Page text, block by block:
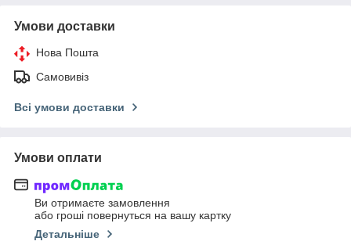
Умови доставки
Нова Пошта
Самовивіз
Всі умови доставки
Умови оплати
Ви отримаєте замовлення
або гроші повернуться на вашу картку
Детальніше